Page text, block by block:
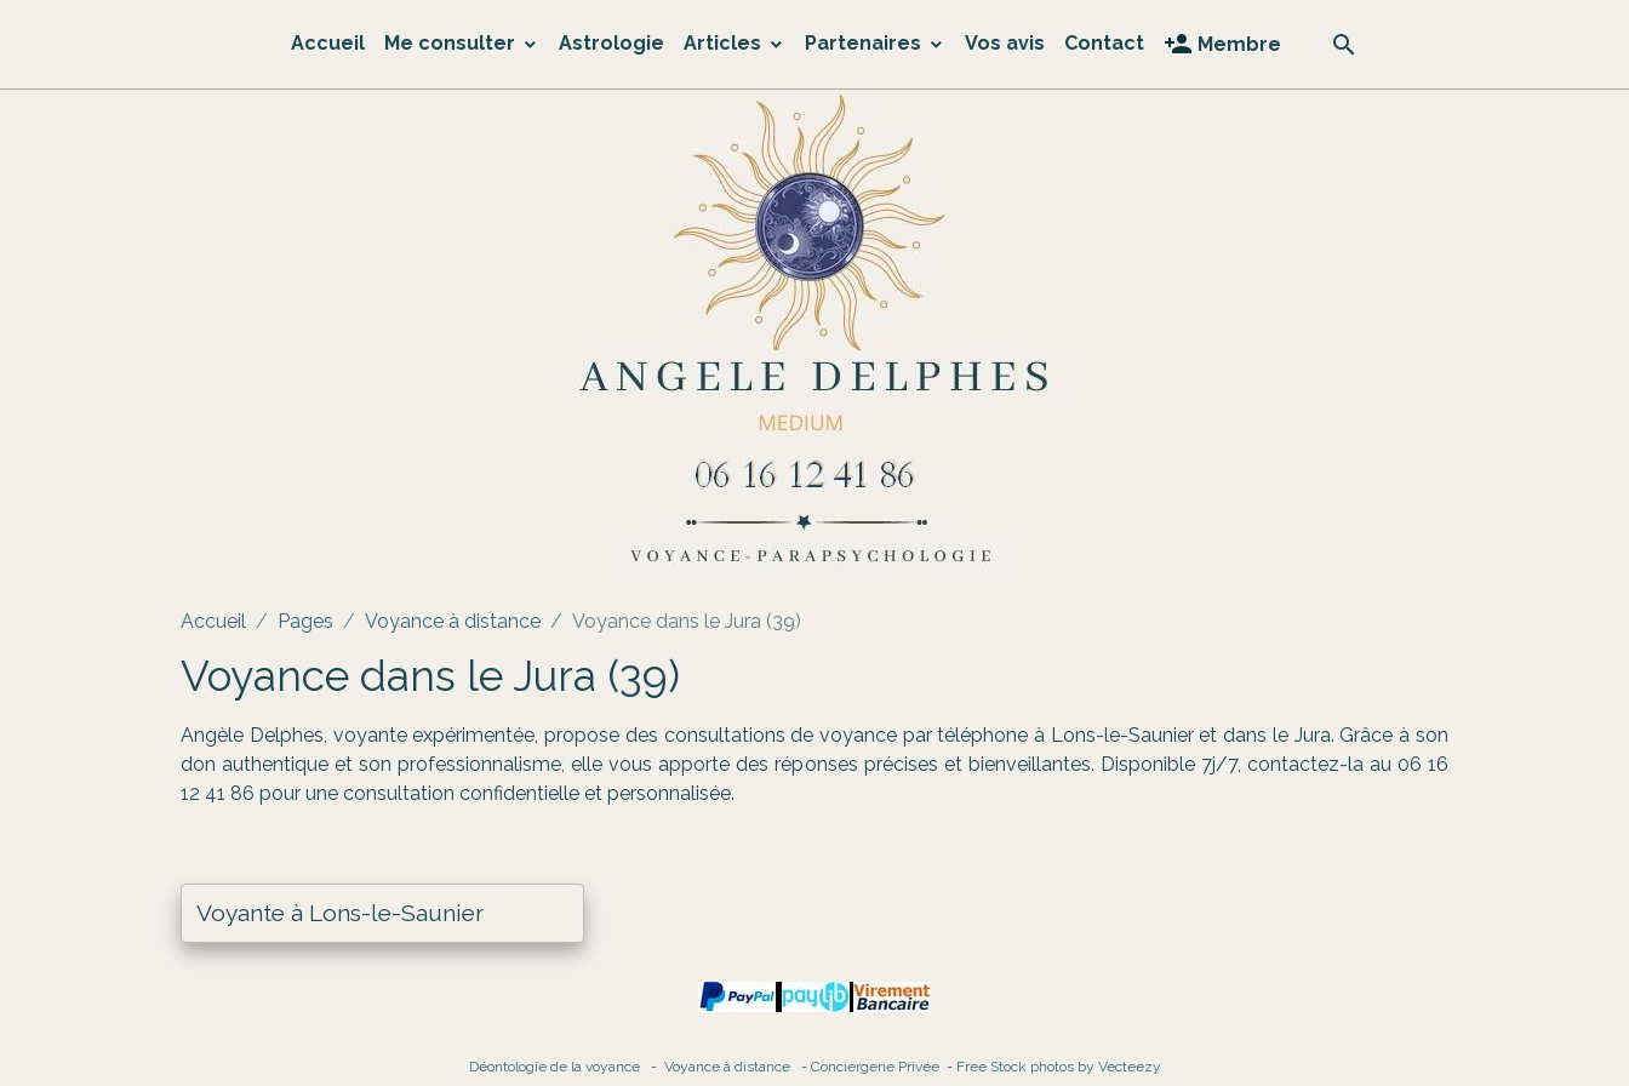
Accueil Me consulter Astrologie Articles Partenaires Vos avis Contact Membre
Accueil Pages Voyance à distance Voyance dans le Jura (39)
Voyance dans le Jura (39)
Angèle Delphes, voyante expérimentée, propose des consultations de voyance par téléphone à Lons-le-Saunier et dans le Jura. Grâce à son
don authentique et son professionnalisme, elle vous apporte des réponses précises et bienveillantes. Disponible 7j/7, contactez-la au 06 16
12 41 86 pour une consultation confidentielle et personnalisée.
Voyante à Lons-le-Saunier
Déontologie de la voyance- Voyance à distance - Conciergerie Privée - Free Stock photos by Vecteezy